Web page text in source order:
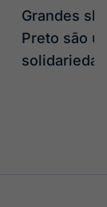
Grandes
Preto são